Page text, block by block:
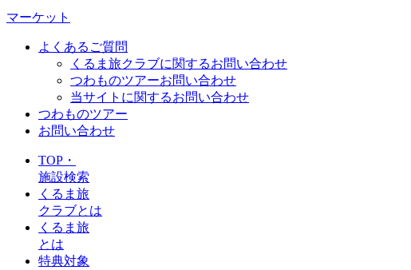
マーケット
よくあるご質問
くるま旅クラブに関するお問い合わせ
つわものツアーお問い合わせ
当サイトに関するお問い合わせ
つわものツアー
お問い合わせ
TOP・
施設検索
くるま旅
クラブとは
くるま旅
とは
特典対象